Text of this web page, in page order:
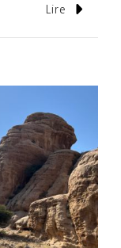
Lire